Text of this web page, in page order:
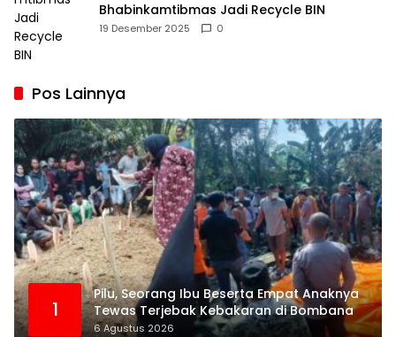
Bhabinkamtibmas Jadi Recycle BIN
19 Desember 2025 0
Pos Lainnya
1
Pilu, Seorang Ibu Beserta Empat Anaknya
Tewas Terjebak Kebakaran di Bombana
6 Agustus 2026